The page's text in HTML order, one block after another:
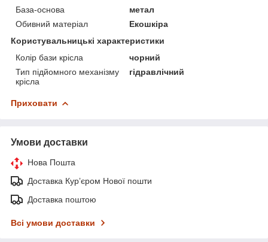
База-основа
метал
Обивний матеріал
Екошкіра
Користувальницькі характеристики
Колір бази крісла
чорний
Тип підйомного механізму
крісла
гідравлічний
Приховати
Умови доставки
Нова Пошта
Доставка Курʼєром Нової пошти
Доставка поштою
Всі умови доставки